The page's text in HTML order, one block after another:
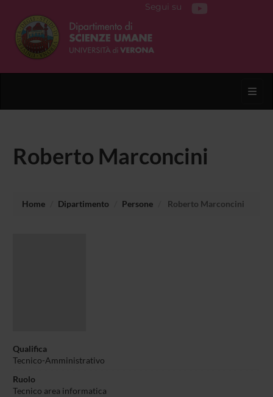
Segui su
Roberto Marconcini
Home Dipartimento Persone Roberto Marconcini
Qualifica
Tecnico-Amministrativo
Ruolo
Tecnico area informatica